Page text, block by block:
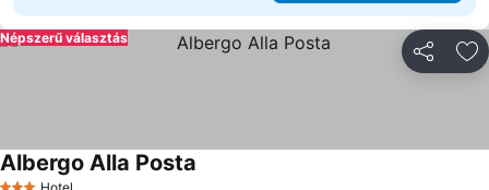
Népszerű választás
Hotel
Albergo Alla Posta